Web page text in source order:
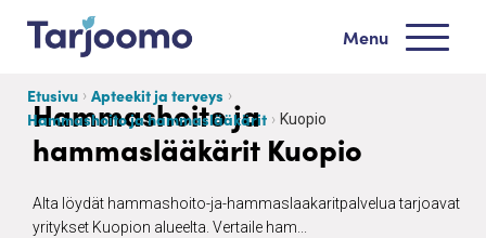
Siirry sisältöön
Menu
Etusivu Apteekit ja terveys
Hammashoito ja hammaslääkärit
Kuopio
Hammashoito ja
hammaslääkärit Kuopio
Alta löydät hammashoito-ja-hammaslaakaritpalvelua tarjoavat
yritykset Kuopion alueelta. Vertaile ham...